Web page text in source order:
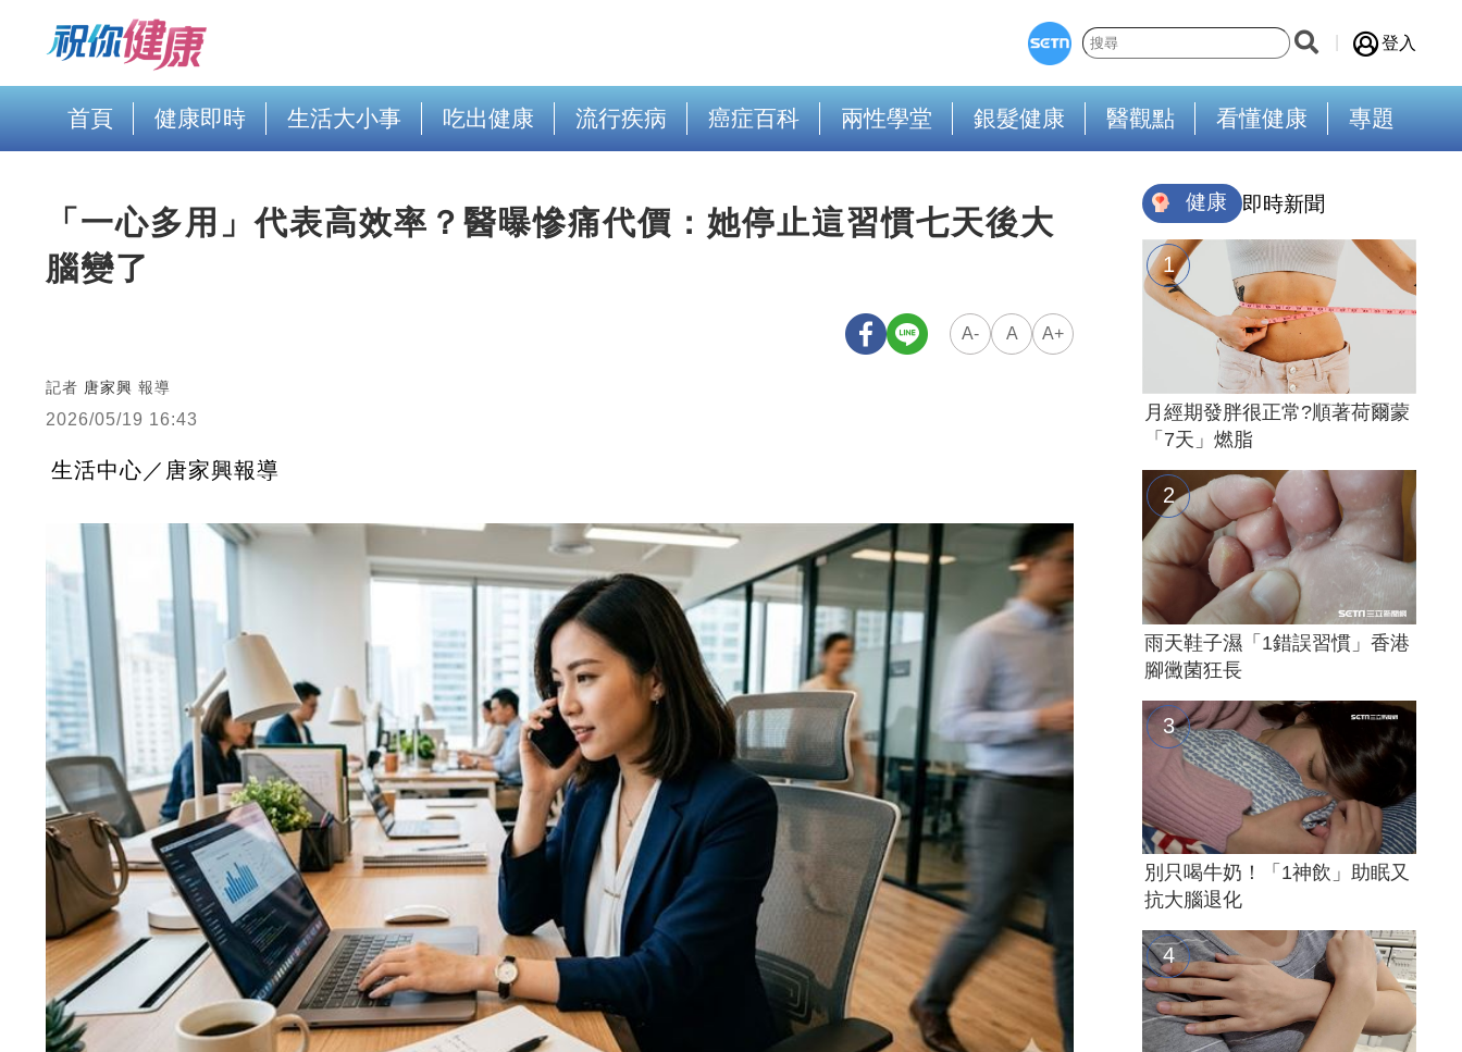
登入
首頁 健康即時 生活大小事 吃出健康 流行疾病 癌症百科 兩性學堂 銀髮健康 醫觀點 看懂健康 專題
「一心多用」代表高效率？醫曝慘痛代價：她停止這習慣七天後大
腦變了
A- A A+
記者 唐家興 報導
2026/05/19 16:43
生活中心／唐家興報導
健康 即時新聞
月經期發胖很正常?順著荷爾蒙
「7天」燃脂
雨天鞋子濕「1錯誤習慣」香港
腳黴菌狂長
別只喝牛奶！「1神飲」助眠又
抗大腦退化